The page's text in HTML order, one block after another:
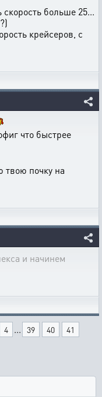
скорость больше 25...
крейсеров, с
что быстрее
твою почку на
и начинем
4 ... 39 40
41